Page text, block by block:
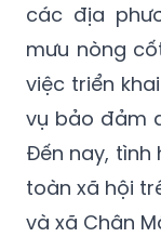
các địa
mưu nòng
việc triển
vụ bảo đảm
Đến nay, tình
toàn xã hội
và xã Chân